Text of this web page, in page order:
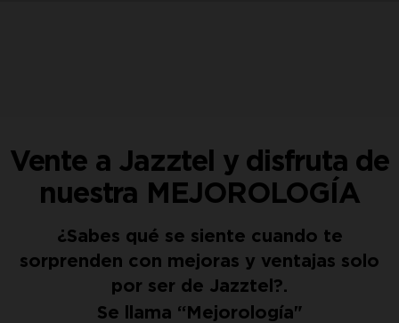
Vente a Jazztel y disfruta de
nuestra MEJOROLOGÍA
¿Sabes qué se siente cuando te
sorprenden con mejoras y ventajas solo
por ser de Jazztel?.
Se llama “Mejorología"